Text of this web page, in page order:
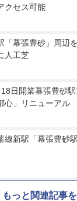
クセス可能
「幕張豊砂」周辺
人工芝
日開業幕張豊砂
心」リニューアル
線新駅「幕張豊砂
もっと関連記事